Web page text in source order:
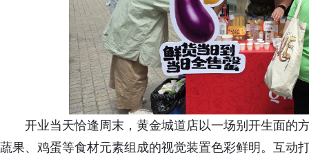
开业当天恰逢周末，黄金城道店以一场别开生面的
蔬果、鸡蛋等食材元素组成的视觉装置色彩鲜明。互动